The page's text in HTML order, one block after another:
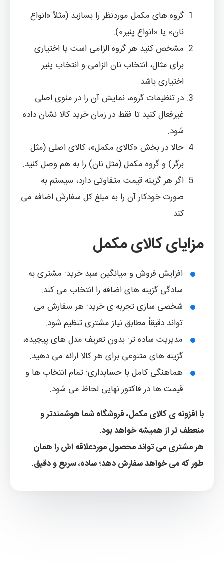
گروه های مکمل موردنظر را بسازید (مثلاً «انواع
نان» یا «انواع پنیر»).
مشخص کنید هر گروه الزامی است یا اختیاری.
برای مثال، انتخاب نان الزامی و انتخاب پنیر
اختیاری باشد.
در تنظیمات گروه، نمایش آن را در منوی اصلی
غیرفعال کنید تا فقط در زمان خرید کالا نشان داده
شود.
حالا در بخش «کالای مکمل»، کالای اصلی (مثل
برگر) و گروه مکمل (مثل نان) را به هم وصل کنید.
اگر هر گزینه قیمت متفاوتی دارد، سیستم به
صورت خودکار آن را به مبلغ کل سفارش اضافه می
کند.
مزایای کالای مکمل
افزایش فروش و میانگین سبد خرید: مشتری به
سادگی گزینه های اضافه را انتخاب می کند.
شخصی سازی تجربه ی خرید: هر سفارش می
تواند دقیقاً مطابق نیاز مشتری تنظیم شود.
مدیریت ساده تر: بدون تعریف مدل های پیچیده،
گزینه های متنوعی برای هر کالا ارائه می دهید.
هماهنگی کامل با حسابداری: تمام انتخاب ها و
قیمت ها در فاکتور نهایی لحاظ می شود.
با افزونه ی کالای مکمل، فروشگاه شما هوشمندتر و
منعطف تر از همیشه خواهد بود.
هر مشتری می تواند محصول موردعلاقه اش را همان
طور که می خواهد سفارش دهد؛ ساده، سریع و دقیق.